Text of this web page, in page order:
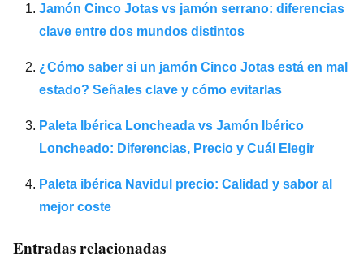
Jamón Cinco Jotas vs jamón serrano: diferencias
clave entre dos mundos distintos
¿Cómo saber si un jamón Cinco Jotas está en mal
estado? Señales clave y cómo evitarlas
Paleta Ibérica Loncheada vs Jamón Ibérico
Loncheado: Diferencias, Precio y Cuál Elegir
Paleta ibérica Navidul precio: Calidad y sabor al
mejor coste
Entradas relacionadas